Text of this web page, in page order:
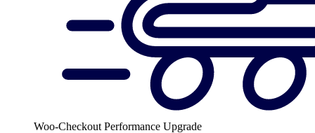
Woo-Checkout Performance Upgrade